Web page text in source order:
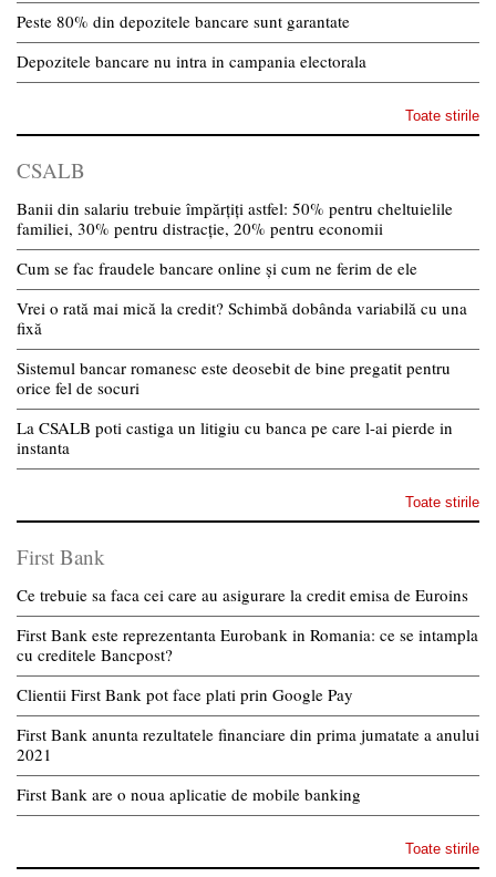
Peste 80% din depozitele bancare sunt garantate
Depozitele bancare nu intra in campania electorala
Toate stirile
CSALB
Banii din salariu trebuie împărțiți astfel: 50% pentru cheltuielile
familiei, 30% pentru distracție, 20% pentru economii
Cum se fac fraudele bancare online și cum ne ferim de ele
Vrei o rată mai mică la credit? Schimbă dobânda variabilă cu una
fixă
Sistemul bancar romanesc este deosebit de bine pregatit pentru
orice fel de socuri
La CSALB poti castiga un litigiu cu banca pe care l-ai pierde in
instanta
Toate stirile
First Bank
Ce trebuie sa faca cei care au asigurare la credit emisa de Euroins
First Bank este reprezentanta Eurobank in Romania: ce se intampla
cu creditele Bancpost?
Clientii First Bank pot face plati prin Google Pay
First Bank anunta rezultatele financiare din prima jumatate a anului
2021
First Bank are o noua aplicatie de mobile banking
Toate stirile